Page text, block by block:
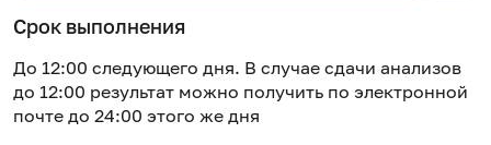
Срок выполнения
До 12:00 следующего дня. В случае сдачи анализов
до 12:00 результат можно получить по электронной
почте до 24:00 этого же дня